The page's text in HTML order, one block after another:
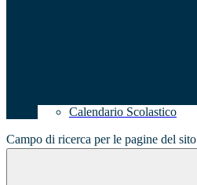
Calendario Scolastico
Campo di ricerca per le pagine del sito